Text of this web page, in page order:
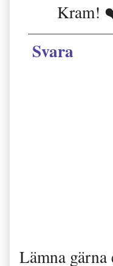
Kram!
Svara
Lämna